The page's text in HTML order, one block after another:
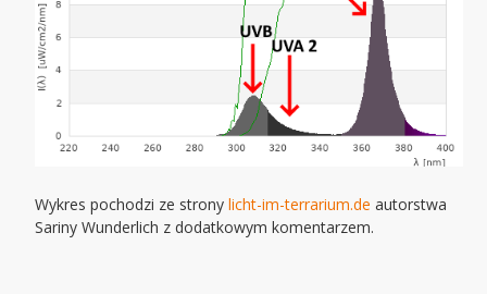
Wykres pochodzi ze stronylicht-im-terrarium.de autorstwa
Sariny Wunderlich z dodatkowym komentarzem.